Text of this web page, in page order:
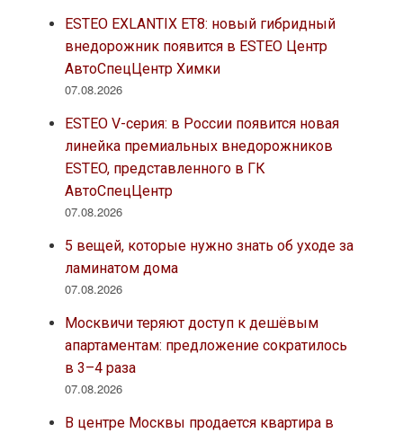
ESTEO EXLANTIX ET8: новый гибридный
внедорожник появится в ESTEO Центр
АвтоСпецЦентр Химки
07.08.2026
ESTEO V-серия: в России появится новая
линейка премиальных внедорожников
ESTEO, представленного в ГК
АвтоСпецЦентр
07.08.2026
5 вещей, которые нужно знать об уходе за
ламинатом дома
07.08.2026
Москвичи теряют доступ к дешёвым
апартаментам: предложение сократилось
в 3–4 раза
07.08.2026
В центре Москвы продается квартира в